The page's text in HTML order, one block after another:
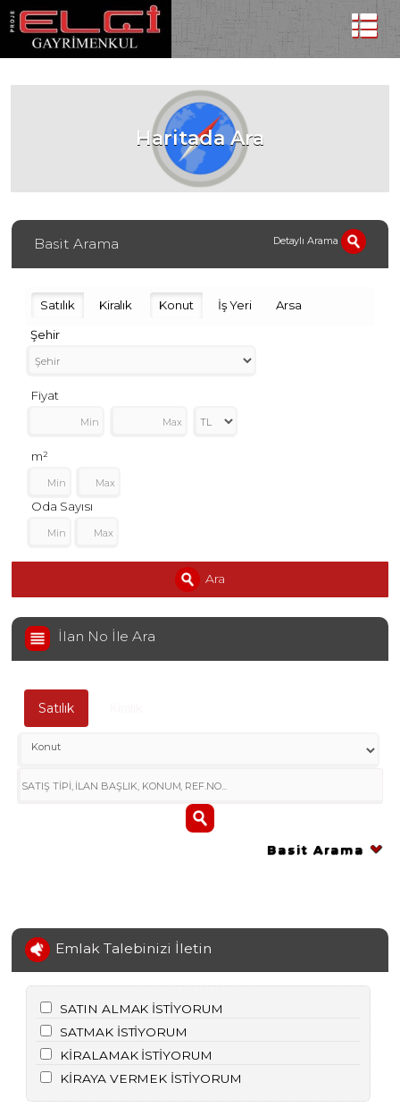
Haritada Ara
Basit Arama Detaylı Arama
Satılık Kiralık Konut İş Yeri Arsa
Şehir
Fiyat
m²
Oda Sayısı
Ara
İlan No İle Ara
Satılık
Basit Arama
Emlak Talebinizi İletin
SATIN ALMAK İSTİYORUM
SATMAK İSTİYORUM
KİRALAMAK İSTİYORUM
KİRAYA VERMEK İSTİYORUM